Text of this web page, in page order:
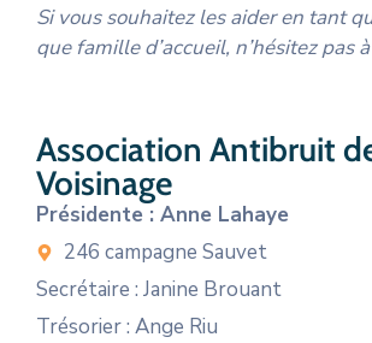
Si vous souhaitez les aider en tant
que famille d’accueil, n’hésitez pas
Association Antibruit
Voisinage
Présidente : Anne Lahaye
246 campagne Sauvet
Secrétaire : Janine Brouant
Trésorier : Ange Riu